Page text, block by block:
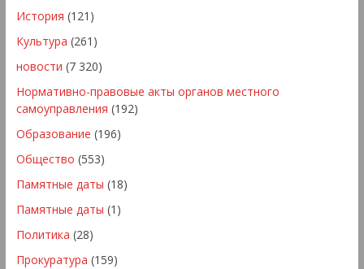
История (121)
Культура (261)
новости (7 320)
Нормативно-правовые акты органов местного
самоуправления (192)
Образование (196)
Общество (553)
Памятные даты (18)
Памятные даты (1)
Политика (28)
Прокуратура (159)